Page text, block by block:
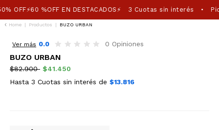
OFF⚡60 %OFF EN DESTACADOS⚡ 3 Cuotas sin interés •
Home | Productos | BUZO URBAN
Ver más 0.0 0 Opiniones
BUZO URBAN
$82.900 $41.450
Hasta 3 Cuotas sin interés de $13.816